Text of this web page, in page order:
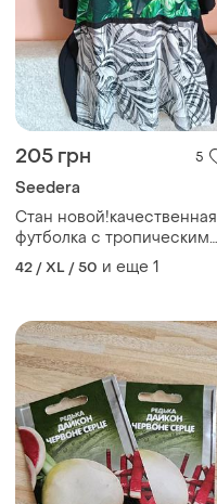
205 грн 5
Seedera
Стан новой!качественная
футболка с тропическим
принтом р.52.
42 / XL / 50 и еще 1